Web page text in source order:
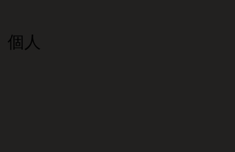
個人